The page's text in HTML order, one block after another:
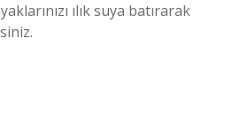
ılık suya batırarak